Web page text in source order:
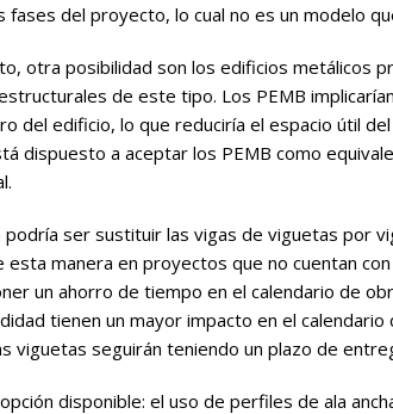
fases del proyecto, lo cual no es un modelo
otra posibilidad son los edificios metálicos
de este tipo. Los PEMB
del edificio, lo que reduciría el espacio útil
dispuesto a aceptar los PEMB como
ser sustituir las vigas de viguetas por
esta manera en proyectos que no cuentan
un ahorro de tiempo en el calendario de
tienen un mayor impacto en el calendario
viguetas seguirán teniendo un plazo de
disponible: el uso de perfiles de ala